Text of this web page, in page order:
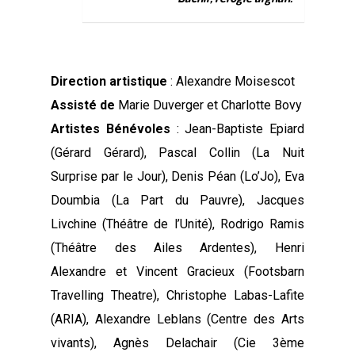
Direction artistique : Alexandre Moisescot
Assisté de Marie Duverger et Charlotte Bovy
Artistes Bénévoles : Jean-Baptiste Epiard
(Gérard Gérard), Pascal Collin (La Nuit
Surprise par le Jour), Denis Péan (Lo’Jo), Eva
Doumbia (La Part du Pauvre), Jacques
Livchine (Théâtre de l’Unité), Rodrigo Ramis
(Théâtre des Ailes Ardentes), Henri
Alexandre et Vincent Gracieux (Footsbarn
Travelling Theatre), Christophe Labas-Lafite
(ARIA), Alexandre Leblans (Centre des Arts
vivants), Agnès Delachair (Cie 3ème